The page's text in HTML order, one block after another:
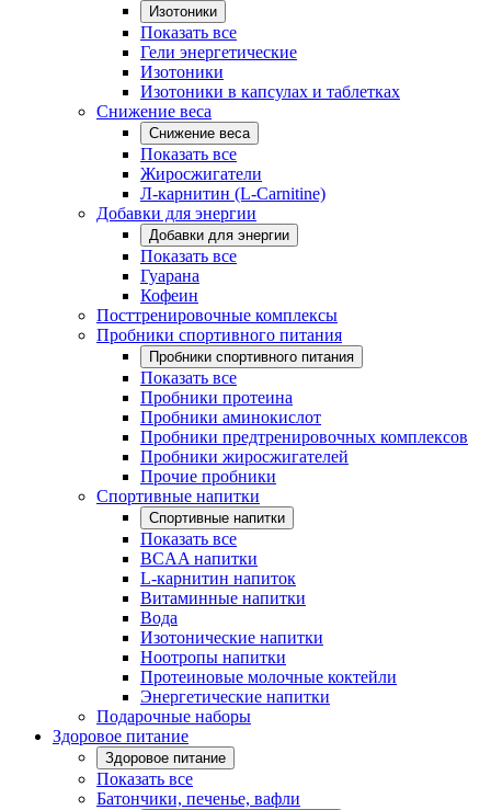
Изотоники
Показать все
Гели энергетические
Изотоники
Изотоники в капсулах и таблетках
Снижение веса
Снижение веса
Показать все
Жиросжигатели
Л-карнитин (L-Carnitine)
Добавки для энергии
Добавки для энергии
Показать все
Гуарана
Кофеин
Посттренировочные комплексы
Пробники спортивного питания
Пробники спортивного питания
Показать все
Пробники протеина
Пробники аминокислот
Пробники предтренировочных комплексов
Пробники жиросжигателей
Прочие пробники
Спортивные напитки
Спортивные напитки
Показать все
BCAA напитки
L-карнитин напиток
Витаминные напитки
Вода
Изотонические напитки
Ноотропы напитки
Протеиновые молочные коктейли
Энергетические напитки
Подарочные наборы
Здоровое питание
Здоровое питание
Показать все
Батончики, печенье, вафли